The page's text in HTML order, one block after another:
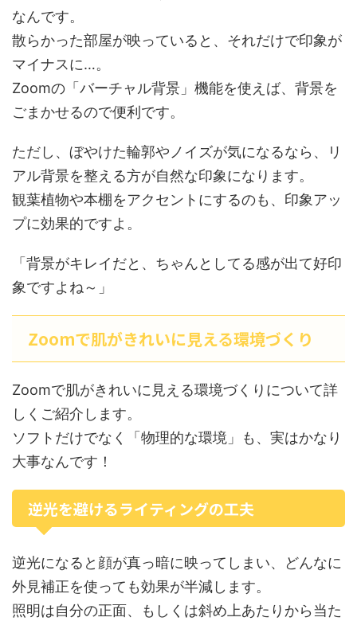
なんです。
散らかった部屋が映っていると、それだけで印象が
マイナスに…。
Zoomの「バーチャル背景」機能を使えば、背景を
ごまかせるので便利です。
ただし、ぼやけた輪郭やノイズが気になるなら、リ
アル背景を整える方が自然な印象になります。
観葉植物や本棚をアクセントにするのも、印象アッ
プに効果的ですよ。
「背景がキレイだと、ちゃんとしてる感が出て好印
象ですよね～」
Zoomで肌がきれいに見える環境づくり
Zoomで肌がきれいに見える環境づくりについて詳
しくご紹介します。
ソフトだけでなく「物理的な環境」も、実はかなり
大事なんです！
逆光を避けるライティングの工夫
逆光になると顔が真っ暗に映ってしまい、どんなに
外見補正を使っても効果が半減します。
照明は自分の正面、もしくは斜め上あたりから当た